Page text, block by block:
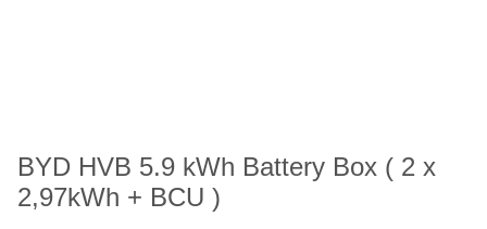
BYD HVB 5.9 kWh Battery Box ( 2 x
2,97kWh + BCU )